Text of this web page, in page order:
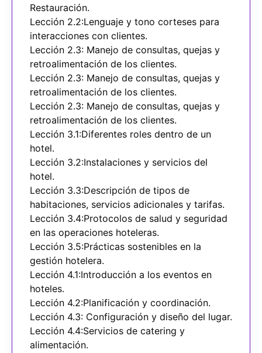
Restauración.
Lección 2.2:Lenguaje y tono corteses para
interacciones con clientes.
Lección 2.3: Manejo de consultas, quejas y
retroalimentación de los clientes.
Lección 2.3: Manejo de consultas, quejas y
retroalimentación de los clientes.
Lección 2.3: Manejo de consultas, quejas y
retroalimentación de los clientes.
Lección 3.1:Diferentes roles dentro de un
hotel.
Lección 3.2:Instalaciones y servicios del
hotel.
Lección 3.3:Descripción de tipos de
habitaciones, servicios adicionales y tarifas.
Lección 3.4:Protocolos de salud y seguridad
en las operaciones hoteleras.
Lección 3.5:Prácticas sostenibles en la
gestión hotelera.
Lección 4.1:Introducción a los eventos en
hoteles.
Lección 4.2:Planificación y coordinación.
Lección 4.3: Configuración y diseño del lugar.
Lección 4.4:Servicios de catering y
alimentación.